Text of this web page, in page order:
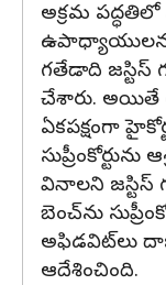
అక్రమ
గతేడాది జస్టిస్
చేశారు. అయితే
ఏకపక్షంగా
వినాలని
బెంచ్‌ను
అఫిడవిట్‌లు
ఆదేశించింది.